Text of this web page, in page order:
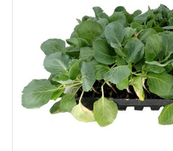
ΦΑΡΜΑΚΑ
ΛΙΠΑΣΜΑΤΑ
ΣΠΟΡΟΙ - ΒΟΛΒΟΙ
ΠΟΤΙΣΜΑ
ΕΙΔΗ ΚΗΠΟΥ